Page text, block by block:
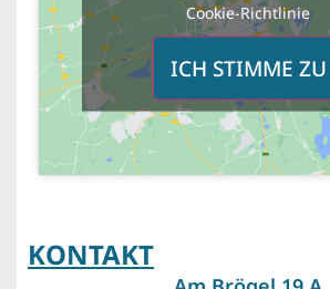
Cookie-Richtlinie
ICH STIMME ZU
KONTAKT